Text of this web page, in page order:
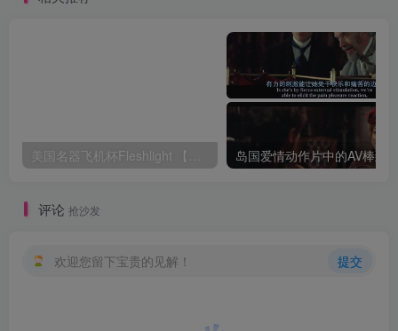
美国名器飞机杯Fleshlight 【Quickshot-Vantage 双头飞机杯】完全评测
评论 抢沙发
欢迎您留下宝贵的见解！ 提交